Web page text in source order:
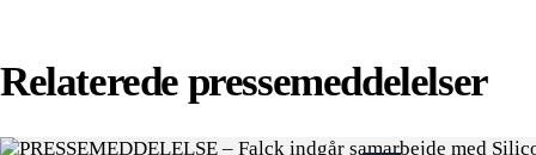
Relaterede pressemeddelelser